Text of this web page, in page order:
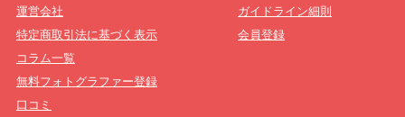
運営会社
特定商取引法に基づく表示
ガイドライン細則
会員登録
コラム一覧
無料フォトグラファー登録
口コミ